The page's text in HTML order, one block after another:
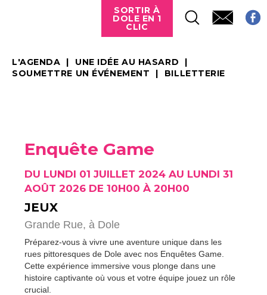
SORTIR À
DOLE EN 1
CLIC
L'AGENDA
UNE IDÉE AU HASARD
SOUMETTRE UN ÉVÉNEMENT
BILLETTERIE
Enquête Game
DU LUNDI 01 JUILLET 2024 AU LUNDI 31
AOÛT 2026 DE 10H00 À 20H00
JEUX
Grande Rue, à Dole
Préparez-vous à vivre une aventure unique dans les
rues pittoresques de Dole avec nos Enquêtes Game.
Cette expérience immersive vous plonge dans une
histoire captivante où vous et votre équipe jouez un rôle
crucial.